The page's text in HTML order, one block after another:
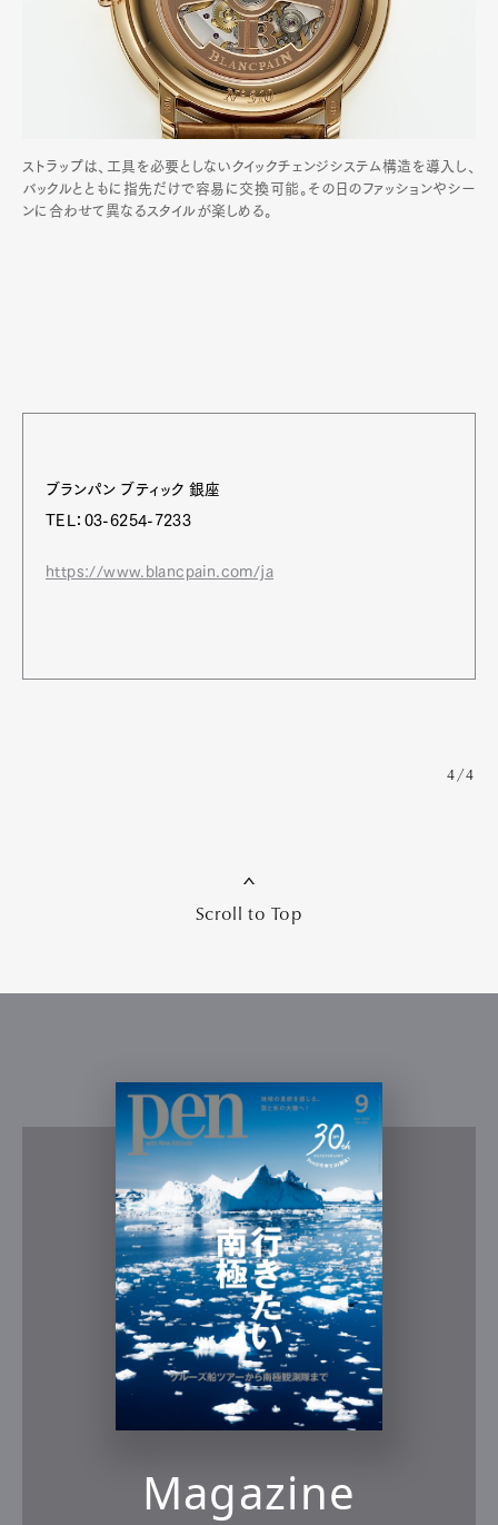
ストラップは、工具を必要としないクイックチェンジシステム構造を導入し、
バックルとともに指先だけで容易に交換可能。その日のファッションやシー
ンに合わせて異なるスタイルが楽しめる。
ブランパン ブティック 銀座
TEL：03-6254-7233
https://www.blancpain.com/ja
4/4
Scroll to Top
Magazine